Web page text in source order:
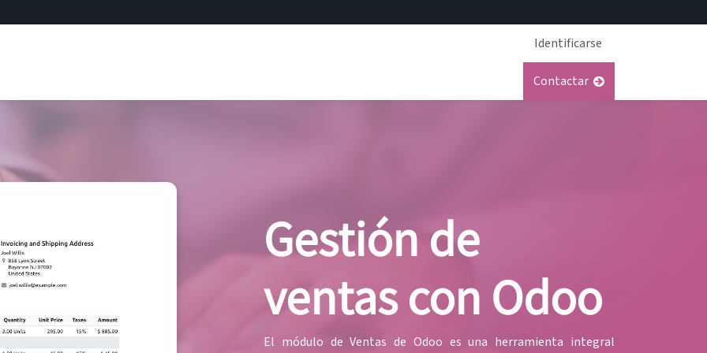
Identificarse
Contactar
Gestión de
ventas con Odoo
El módulo de Ventas de Odoo es una herramienta integral